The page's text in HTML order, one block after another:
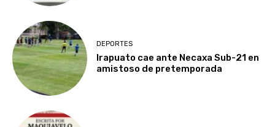
DEPORTES
Irapuato cae ante Necaxa Sub-21 en
amistoso de pretemporada